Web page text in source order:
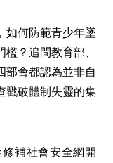
如何防範青少年墜
？追問教育部、
部會都認為並非自
戳破體制失靈的集
補社會安全網開